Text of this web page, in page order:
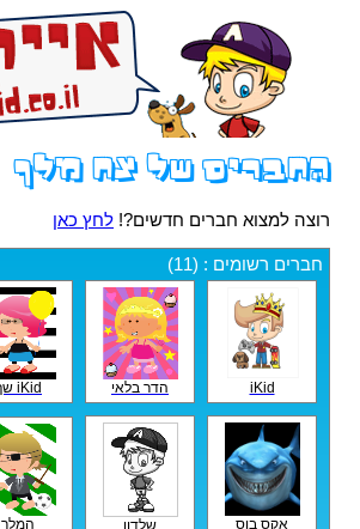
החברים של צח מלך
רוצה למצוא חברים חדשים?! לחץ כאן
חברים רשומים : (11)
iKid הדר בלאי iKid שף
אקס בוס שלדון המלך